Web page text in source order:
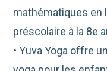
mathématiques en
préscolaire à la 8e
• Yuva Yoga offre